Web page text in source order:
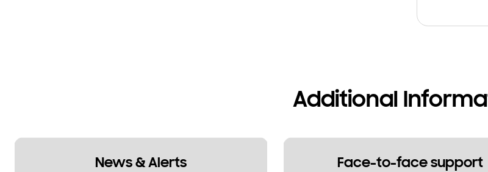
Additional
Face-to-face support
News & Alerts